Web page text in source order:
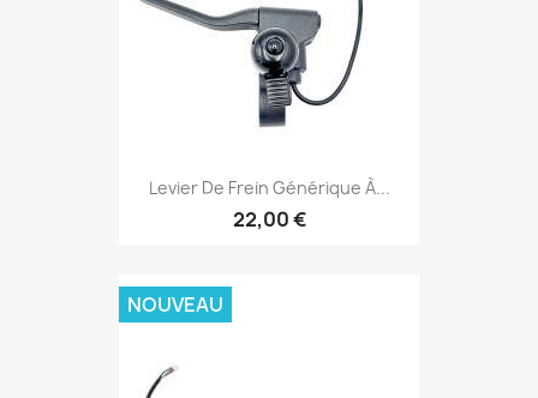
Levier De Frein Générique À...
22,00 €
NOUVEAU